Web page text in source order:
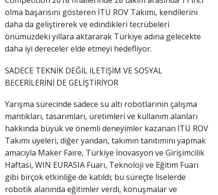
olma başarısını gösteren İTÜ ROV Takımı, kendilerini
daha da geliştirerek ve edindikleri tecrübeleri
önümüzdeki yıllara aktararak Türkiye adına gelecekte
daha iyi dereceler elde etmeyi hedefliyor.
SADECE TEKNİK DEĞİL İLETİŞİM VE SOSYAL
BECERİLERİNİ DE GELİŞTİRİYOR
Yarışma sürecinde sadece su altı robotlarının çalışma
mantıkları, tasarımları, üretimleri ve kullanım alanları
hakkında büyük ve önemli deneyimler kazanan İTÜ ROV
Takımı üyeleri, diğer yandan, takımın tanıtımını yapmak
amacıyla Maker Faire, Türkiye İnovasyon ve Girişimcilik
Haftası, WIN EURASIA Fuarı, Teknoloji ve Eğitim Fuarı
gibi birçok etkinliğe de katıldı; bu süreçte liselerde
robotik alanında eğitimler verdi, konuşmalar ve